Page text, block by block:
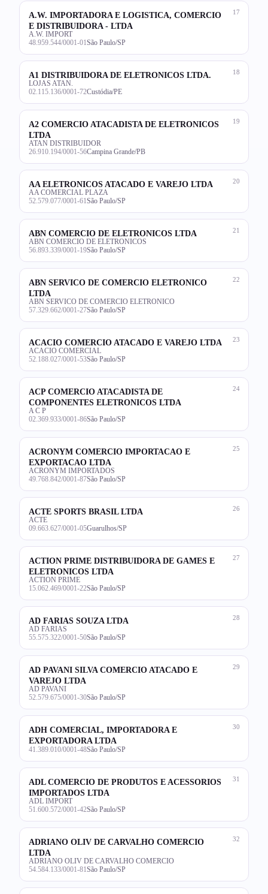
17
A.W. IMPORTADORA E LOGISTICA, COMERCIO
E DISTRIBUIDORA - LTDA
A.W. IMPORT
48.959.544/0001-01 São Paulo/SP
18
A1 DISTRIBUIDORA DE ELETRONICOS LTDA.
LOJAS ATAN.
02.115.136/0001-72Custódia/PE
19
A2 COMERCIO ATACADISTA DE ELETRONICOS
LTDA
ATAN DISTRIBUIDOR
26.910.194/0001-56Campina Grande/PB
20
AA ELETRONICOS ATACADO E VAREJO LTDA
AA COMERCIAL PLAZA
52.579.077/0001-61 São Paulo/SP
21
ABN COMERCIO DE ELETRONICOS LTDA
ABN COMERCIO DE ELETRONICOS
56.893.339/0001-19São Paulo/SP
22
ABN SERVICO DE COMERCIO ELETRONICO
LTDA
ABN SERVICO DE COMERCIO ELETRONICO
57.329.662/0001-27São Paulo/SP
23
ACACIO COMERCIO ATACADO E VAREJO LTDA
ACACIO COMERCIAL
52.188.027/0001-53São Paulo/SP
24
ACP COMERCIO ATACADISTA DE
COMPONENTES ELETRONICOS LTDA
A C P
02.369.933/0001-86São Paulo/SP
25
ACRONYM COMERCIO IMPORTACAO E
EXPORTACAO LTDA
ACRONYM IMPORTADOS
49.768.842/0001-87São Paulo/SP
26
ACTE SPORTS BRASIL LTDA
ACTE
09.663.627/0001-05Guarulhos/SP
27
ACTION PRIME DISTRIBUIDORA DE GAMES E
ELETRONICOS LTDA
ACTION PRIME
15.062.469/0001-22São Paulo/SP
28
AD FARIAS SOUZA LTDA
AD FARIAS
55.575.322/0001-50São Paulo/SP
29
AD PAVANI SILVA COMERCIO ATACADO E
VAREJO LTDA
AD PAVANI
52.579.675/0001-30São Paulo/SP
30
ADH COMERCIAL, IMPORTADORA E
EXPORTADORA LTDA
41.389.010/0001-48São Paulo/SP
31
ADL COMERCIO DE PRODUTOS E ACESSORIOS
IMPORTADOS LTDA
ADL IMPORT
51.600.572/0001-42São Paulo/SP
32
ADRIANO OLIV DE CARVALHO COMERCIO
LTDA
ADRIANO OLIV DE CARVALHO COMERCIO
54.584.133/0001-81 São Paulo/SP